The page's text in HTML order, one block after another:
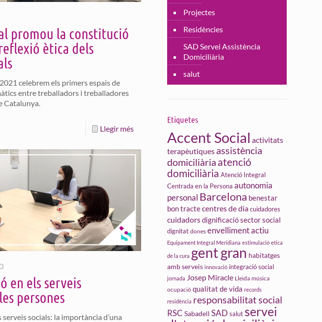
promou la constitució
ètica dels
celebrem els primers espais de
entre treballadors i treballadores
Catalunya.
Llegir més
en els serveis
persones
serveis socials: la importància d’una
Projectes
Residències
SAD Servei Assistència
Domiciliària
salut
Etiquetes
Accent Social activitats
terapèutiques assistència
domiciliària atenció
domiciliària Atenció Integral
Centrada en la Persona autonomia
personal Barcelona benestar
bon tractecentres de diacuidadores
cuidadorsdignificació sector social
dignitat dones envelliment actiu
Equipament Integral Meridiana estimulació etica
de la cura gent gran habitatges
amb serveis innovació integració social
jornada Josep Miracle Lleida música
ocupació qualitat de vida records
residència responsabilitat social
RSC Sabadell SAD salut servei